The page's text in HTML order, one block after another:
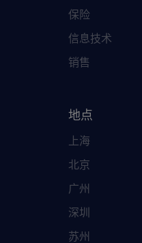
保险
信息技术
销售
地点
上海
北京
广州
深圳
苏州